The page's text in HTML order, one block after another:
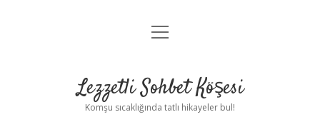
Anasayfa
Yasal Uyarı
menüyü
Lezzetli Sohbet Köşesi
Komşu sıcaklığında tatlı hikayeler bul!